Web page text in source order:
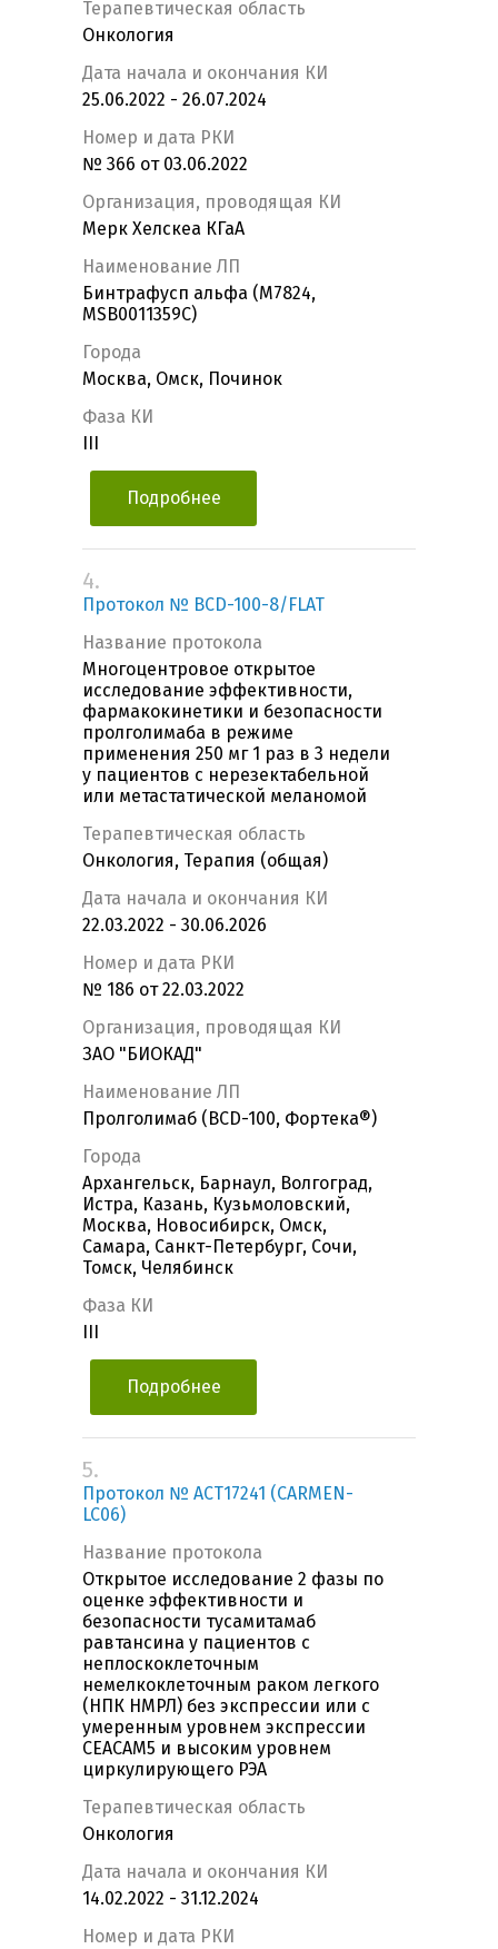
Терапевтическая область
Онкология
Дата начала и окончания КИ
25.06.2022 - 26.07.2024
Номер и дата РКИ
№ 366 от 03.06.2022
Организация, проводящая КИ
Мерк Хелскеа КГаА
Наименование ЛП
Бинтрафусп альфа (M7824,
MSB0011359C)
Города
Москва, Омск, Починок
Фаза КИ
Подробнее
4.
Протокол № BCD-100-8/FLAT
Название протокола
Многоцентровое открытое
исследование эффективности,
фармакокинетики и безопасности
пролголимаба в режиме
применения 250 мг 1 раз в 3 недели
у пациентов с нерезектабельной
или метастатической меланомой
Терапевтическая область
Онкология, Терапия (общая)
Дата начала и окончания КИ
22.03.2022 - 30.06.2026
Номер и дата РКИ
№ 186 от 22.03.2022
Организация, проводящая КИ
ЗАО "БИОКАД"
Наименование ЛП
Пролголимаб (BCD-100, Фортека®)
Города
Архангельск, Барнаул, Волгоград,
Истра, Казань, Кузьмоловский,
Москва, Новосибирск, Омск,
Самара, Санкт-Петербург, Сочи,
Томск, Челябинск
Фаза КИ
Подробнее
5.
Протокол № ACT17241 (CARMEN-
LC06)
Название протокола
Открытое исследование 2 фазы по
оценке эффективности и
безопасности тусамитамаб
равтансина у пациентов с
неплоскоклеточным
немелкоклеточным раком легкого
(НПК НМРЛ) без экспрессии или с
умеренным уровнем экспрессии
CEACAM5 и высоким уровнем
циркулирующего РЭА
Терапевтическая область
Онкология
Дата начала и окончания КИ
14.02.2022 - 31.12.2024
Номер и дата РКИ